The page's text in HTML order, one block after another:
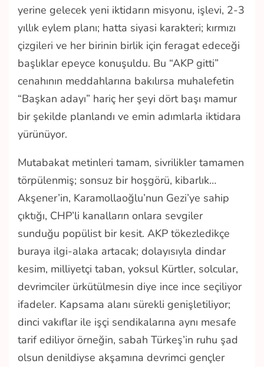
yerine gelecek yeni iktidarın misyonu, işlevi, 2-3
yıllık eylem planı; hatta siyasi karakteri; kırmızı
çizgileri ve her birinin birlik için feragat edeceği
başlıklar epeyce konuşuldu. Bu “AKP gitti”
cenahının meddahlarına bakılırsa muhalefetin
“Başkan adayı” hariç her şeyi dört başı mamur
bir şekilde planlandı ve emin adımlarla iktidara
yürünüyor.
Mutabakat metinleri tamam, sivrilikler tamamen
törpülenmiş; sonsuz bir hoşgörü, kibarlık…
Akşener’in, Karamollaoğlu’nun Gezi’ye sahip
çıktığı, CHP’li kanalların onlara sevgiler
sunduğu popülist bir kesit. AKP tökezledikçe
buraya ilgi-alaka artacak; dolayısıyla dindar
kesim, milliyetçi taban, yoksul Kürtler, solcular,
devrimciler ürkütülmesin diye ince ince seçiliyor
ifadeler. Kapsama alanı sürekli genişletiliyor;
dinci vakıflar ile işçi sendikalarına aynı mesafe
tarif ediliyor örneğin, sabah Türkeş’in ruhu şad
olsun denildiyse akşamına devrimci gençler